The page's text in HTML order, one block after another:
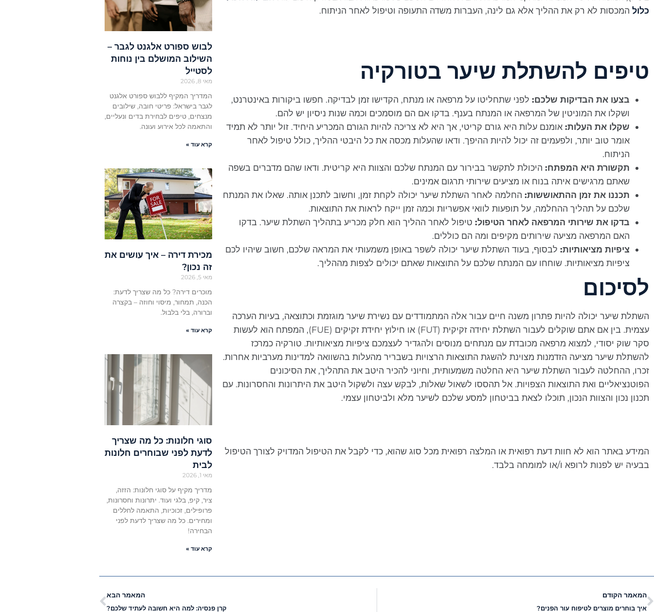
כלול המכסות לא רק את ההליך אלא גם לינה, העברות משדה התעופה וטיפול לאחר הניתוח.
טיפים להשתלת שיער בטורקיה
בצעו את הבדיקות שלכם: לפני שתחליטו על מרפאה או מנתח, הקדישו זמן לבדיקה. חפשו ביקורות באינטרנט,
ושקלו את המוניטין של המרפאה או המנתח בענף. בדקו אם הם מוסמכים וכמה שנות ניסיון יש להם.
שקלו את העלות: אומנם עלות היא גורם קריטי, אך היא לא צריכה להיות הגורם המכריע היחיד. זול יותר לא תמיד
אומר טוב יותר, ולפעמים זה יכול להיות ההיפך. ודאו שהעלות מכסה את כל היבטי ההליך, כולל טיפול לאחר
הניתוח.
תקשורת היא המפתח: היכולת לתקשר בבירור עם המנתח שלכם והצוות היא קריטית. ודאו שהם מדברים בשפה
שאתם מרגישים איתה בנוח או מציעים שירותי תרגום אמינים.
תכננו את זמן ההתאוששות: החלמה לאחר השתלת שיער יכולה לקחת זמן, וחשוב לתכנן אותה. שאלו את המנתח
שלכם על תהליך ההחלמה, על תופעות לוואי אפשריות וכמה זמן ייקח לראות את התוצאות.
בדקו את שירותי המרפאה לאחר הטיפול: טיפול לאחר ההליך הוא חלק מכריע בתהליך השתלת שיער. בדקו
האם המרפאה מציעה שירותים מקיפים ומה הם כוללים.
ציפיות מציאותיות: לבסוף, בעוד השתלת שיער יכולה לשפר באופן משמעותי את המראה שלכם, חשוב שיהיו לכם
ציפיות מציאותיות. שוחחו עם המנתח שלכם על התוצאות שאתם יכולים לצפות מההליך.
לסיכום
השתלת שיער יכולה להיות פתרון משנה חיים עבור אלה המתמודדים עם נשירת שיער מוגזמת וכתוצאה, בעיות הערכה
עצמית. בין אם אתם שוקלים לעבור השתלת יחידה זקיקית (FUT) או חילוץ יחידת זקיקים (FUE), המפתח הוא לעשות
סקר שוק יסודי, למצוא מרפאה מכובדת עם מנתחים מנוסים ולהגדיר לעצמכם ציפיות מציאותיות. טורקיה כמרכז
להשתלת שיער מציעה הזדמנות מצוינת להשגת התוצאות הרצויות בשבריר מהעלות בהשוואה למדינות מערביות אחרות.
זכרו, ההחלטה לעבור השתלת שיער היא החלטה משמעותית, וחיוני להכיר היטב את התהליך, את הסיכונים
הפוטנציאליים ואת התוצאות הצפויות. אל תהססו לשאול שאלות, לבקש עצה ולשקול היטב את היתרונות והחסרונות. עם
תכנון נכון והצוות הנכון, תוכלו לצאת בביטחון למסע שלכם לשיער מלא ולביטחון עצמי.
המידע באתר הוא לא חוות דעת רפואית או המלצה רפואית מכל סוג שהוא, כדי לקבל את הטיפול המדויק לצורך הטיפול
בבעיה יש לפנות לרופא ו/או למומחה בלבד.
לבוש ספורט אלגנט לגבר –
השילוב המושלם בין נוחות
לסטייל
מאי 8, 2026
המדריך המקיף ללבוש ספורט אלגנט
לגבר בישראל: פריטי חובה, שילובים
מנצחים, טיפים לבחירת בדים ונעליים,
והתאמה לכל אירוע ועונה.
קרא עוד »
מכירת דירה – איך עושים את
זה נכון?
מאי 5, 2026
מוכרים דירה? כל מה שצריך לדעת:
הכנה, תמחור, מיסוי וחוזה – בקצרה
וברורה, בלי בלבול.
קרא עוד »
סוגי חלונות: כל מה שצריך
לדעת לפני שבוחרים חלונות
לבית
מאי 1, 2026
מדריך מקיף על סוגי חלונות: הזזה,
ציר, קיפ, בלגי ועוד. יתרונות וחסרונות,
פרופילים, זכוכיות, התאמה לחללים
ומחירים. כל מה שצריך לדעת לפני
הבחירה!
קרא עוד »
המאמר הקודם
איך בוחרים מוצרים לטיפוח עור הפנים?
המאמר הבא
קרן פנסיה: למה היא חשובה לעתיד שלכם?